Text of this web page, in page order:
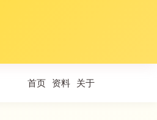
首页 资料 关于